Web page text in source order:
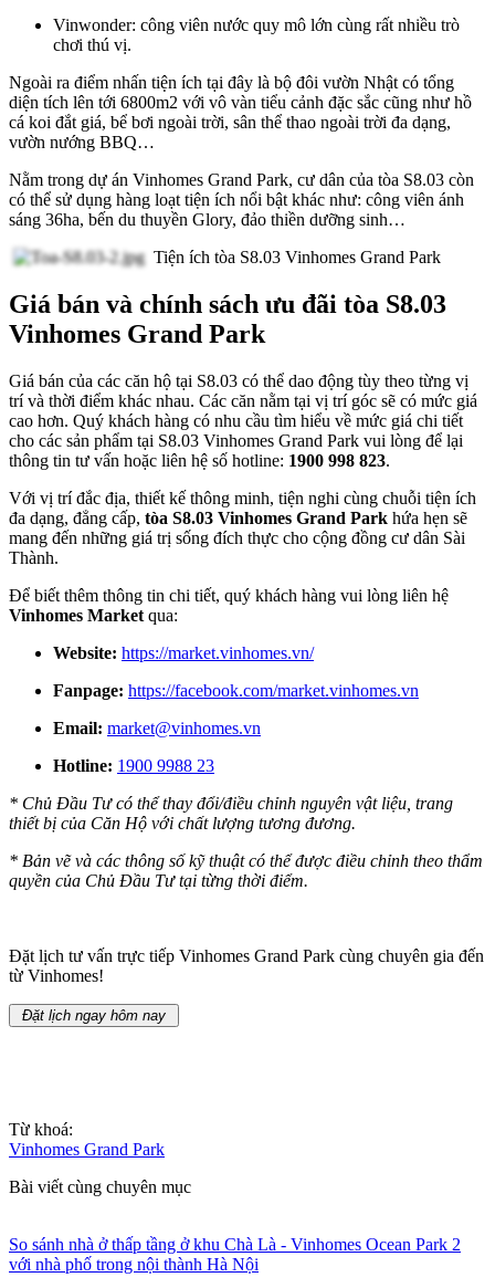
Vinwonder: công viên nước quy mô lớn cùng rất nhiều trò
chơi thú vị.
Ngoài ra điểm nhấn tiện ích tại đây là bộ đôi vườn Nhật có tổng
diện tích lên tới 6800m2 với vô vàn tiểu cảnh đặc sắc cũng như hồ
cá koi đắt giá, bể bơi ngoài trời, sân thể thao ngoài trời đa dạng,
vườn nướng BBQ…
Nằm trong dự án Vinhomes Grand Park, cư dân của tòa S8.03 còn
có thể sử dụng hàng loạt tiện ích nổi bật khác như: công viên ánh
sáng 36ha, bến du thuyền Glory, đảo thiền dưỡng sinh…
Tiện ích tòa S8.03 Vinhomes Grand Park
Giá bán và chính sách ưu đãi tòa S8.03
Vinhomes Grand Park
Giá bán của các căn hộ tại S8.03 có thể dao động tùy theo từng vị
trí và thời điểm khác nhau. Các căn nằm tại vị trí góc sẽ có mức giá
cao hơn. Quý khách hàng có nhu cầu tìm hiểu về mức giá chi tiết
cho các sản phẩm tại S8.03 Vinhomes Grand Park vui lòng để lại
thông tin tư vấn hoặc liên hệ số hotline: 1900 998 823.
Với vị trí đắc địa, thiết kế thông minh, tiện nghi cùng chuỗi tiện ích
đa dạng, đẳng cấp, tòa S8.03 Vinhomes Grand Park hứa hẹn sẽ
mang đến những giá trị sống đích thực cho cộng đồng cư dân Sài
Thành.
Để biết thêm thông tin chi tiết, quý khách hàng vui lòng liên hệ
Vinhomes Market qua:
Website: https://market.vinhomes.vn/
Fanpage: https://facebook.com/market.vinhomes.vn
Email: market@vinhomes.vn
Hotline: 1900 9988 23
* Chủ Đầu Tư có thể thay đổi/điều chỉnh nguyên vật liệu, trang
thiết bị của Căn Hộ với chất lượng tương đương.
* Bản vẽ và các thông số kỹ thuật có thể được điều chỉnh theo thẩm
quyền của Chủ Đầu Tư tại từng thời điểm.
Đặt lịch tư vấn trực tiếp Vinhomes Grand Park cùng chuyên gia đến
từ Vinhomes!
Đặt lịch ngay hôm nay
Từ khoá:
Vinhomes Grand Park
Bài viết cùng chuyên mục
So sánh nhà ở thấp tầng ở khu Chà Là - Vinhomes Ocean Park 2
với nhà phố trong nội thành Hà Nội